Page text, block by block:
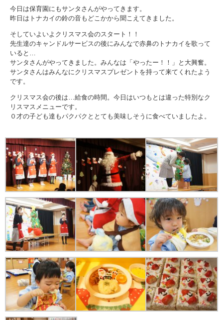
今日は保育園にもサンタさんがやってきます。
昨日はトナカイの鈴の音もどこかから聞こえてきました。
そしていよいよクリスマス会のスタート！！
先生達のキャンドルサービスの後にみんなで赤鼻のトナカイを歌って
いると…
サンタさんがやってきました。みんなは「やったー！！」と大興奮。
サンタさんはみんなにクリスマスプレゼントを持って来てくれたよう
です。
クリスマス会の後は…給食の時間。今日はいつもとは違った特別なク
リスマスメニューです。
０才の子ども達もパクパクととても美味しそうに食べていましたよ。
採用情報
よくあるご質問
プライバシーポリシー
お問い合わせ
勤務証明書
苦情解決公表
法人詳細情報
重要事項説明書
第三者評価報告書
園の自己評価公表
防災計画